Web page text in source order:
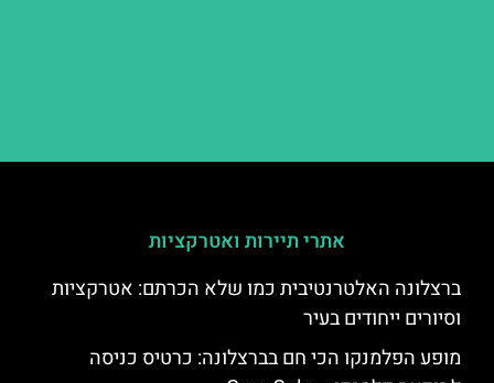
אתרי תיירות ואטרקציות
ברצלונה האלטרנטיבית כמו שלא הכרתם: אטרקציות
וסיורים ייחודים בעיר
מופע הפלמנקו הכי חם בברצלונה: כרטיס כניסה